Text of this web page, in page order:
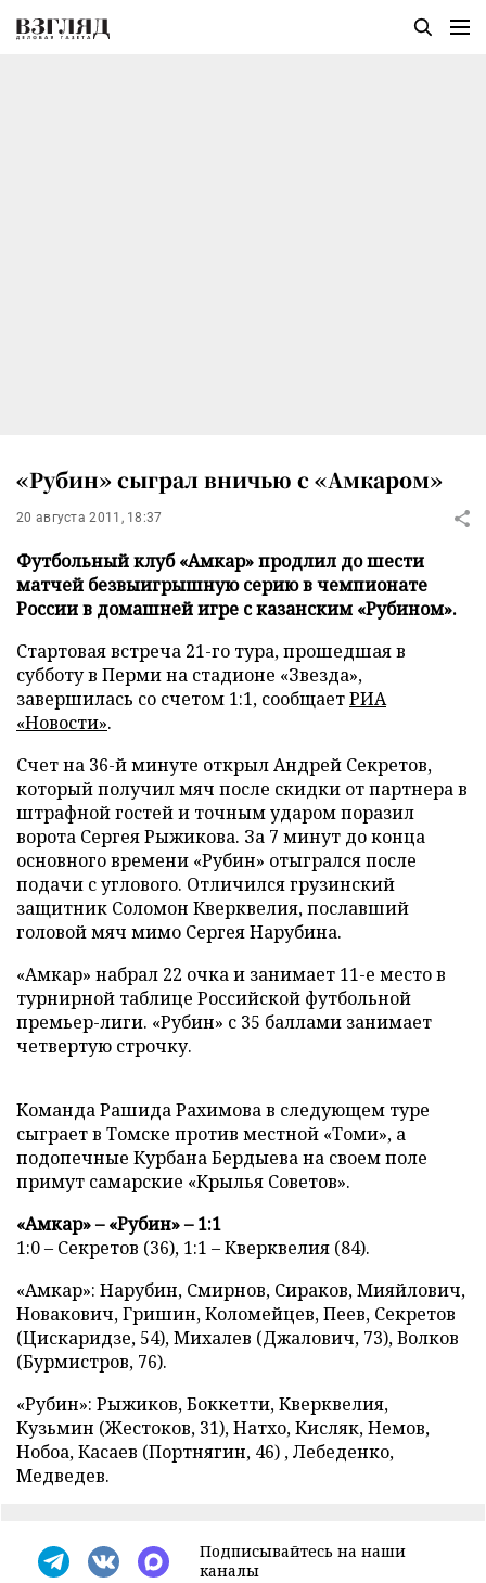
«Рубин» сыграл вничью с «Амкаром»
20 августа 2011, 18:37
Футбольный клуб «Амкар» продлил до шести
матчей безвыигрышную серию в чемпионате
России в домашней игре с казанским «Рубином».
Стартовая встреча 21-го тура, прошедшая в
субботу в Перми на стадионе «Звезда»,
завершилась со счетом 1:1, сообщаетРИА
«Новости».
Счет на 36-й минуте открыл Андрей Секретов,
который получил мяч после скидки от партнера в
штрафной гостей и точным ударом поразил
ворота Сергея Рыжикова. За 7 минут до конца
основного времени «Рубин» отыгрался после
подачи с углового. Отличился грузинский
защитник Соломон Кверквелия, пославший
головой мяч мимо Сергея Нарубина.
«Амкар» набрал 22 очка и занимает 11-е место в
турнирной таблице Российской футбольной
премьер-лиги. «Рубин» с 35 баллами занимает
четвертую строчку.
Команда Рашида Рахимова в следующем туре
сыграет в Томске против местной «Томи», а
подопечные Курбана Бердыева на своем поле
примут самарские «Крылья Советов».
«Амкар» – «Рубин» – 1:1
1:0 – Секретов (36), 1:1 – Кверквелия (84).
«Амкар»: Нарубин, Смирнов, Сираков, Мияйлович,
Новакович, Гришин, Коломейцев, Пеев, Секретов
(Цискаридзе, 54), Михалев (Джалович, 73), Волков
(Бурмистров, 76).
«Рубин»: Рыжиков, Боккетти, Кверквелия,
Кузьмин (Жестоков, 31), Натхо, Кисляк, Немов,
Нобоа, Касаев (Портнягин, 46) , Лебеденко,
Медведев.
Подписывайтесь на наши
каналы